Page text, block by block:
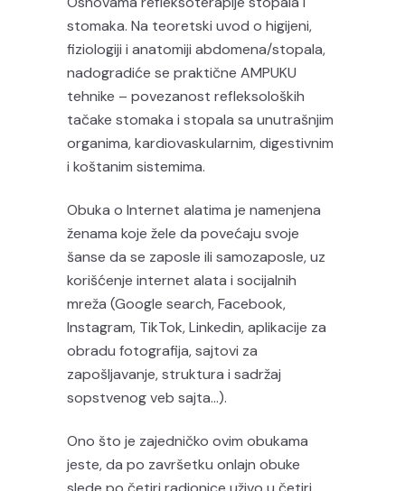
stomaka. Na teoretski uvod o higijeni,
fiziologiji i anatomiji abdomena/stopala,
nadogradiće se praktične AMPUKU
tehnike – povezanost refleksoloških
tačake stomaka i stopala sa unutrašnjim
organima, kardiovaskularnim, digestivnim
i koštanim sistemima.
Obuka o Internet alatima je namenjena
ženama koje žele da povećaju svoje
šanse da se zaposle ili samozaposle, uz
korišćenje internet alata i socijalnih
mreža (Google search, Facebook,
Instagram, TikTok, Linkedin, aplikacije za
obradu fotografija, sajtovi za
zapošljavanje, struktura i sadržaj
sopstvenog veb sajta…).
Ono što je zajedničko ovim obukama
jeste, da po završetku onlajn obuke